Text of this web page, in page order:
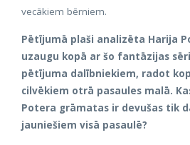
vecākiem bērniem.
Pētījumā plaši analizēta Harija
uzaugu kopā ar šo fantāzijas
pētījuma dalībniekiem, radot
cilvēkiem otrā pasaules malā.
Potera grāmatas ir devušas tik
jauniešiem visā pasaulē?